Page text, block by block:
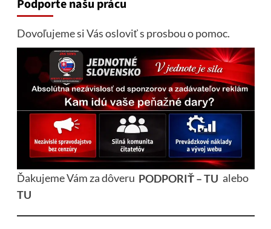
Podporte našu prácu
Dovoľujeme si Vás osloviť s prosbou o pomoc.
Ďakujeme Vám za dôveru PODPORIŤ – TU alebo
TU